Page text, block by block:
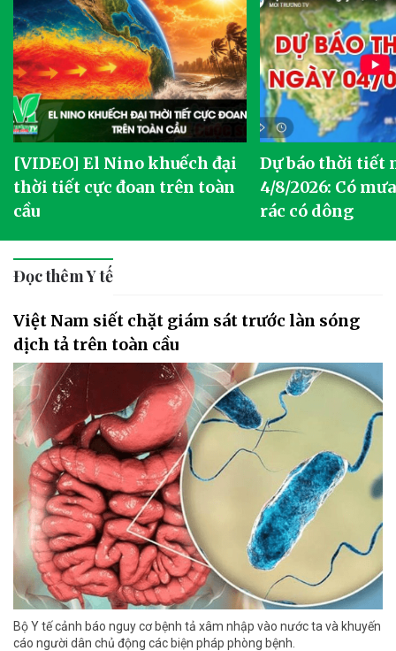
[VIDEO] El Nino khuếch đại
thời tiết cực đoan trên toàn
cầu
Dự báo thời tiết
4/8/2026: Có
rác có dông
Đọc thêm Y tế
Việt Nam siết chặt giám sát trước làn sóng
dịch tả trên toàn cầu
Bộ Y tế cảnh báo nguy cơ bệnh tả xâm nhập vào nước ta và khuyến
cáo người dân chủ động các biện pháp phòng bệnh.